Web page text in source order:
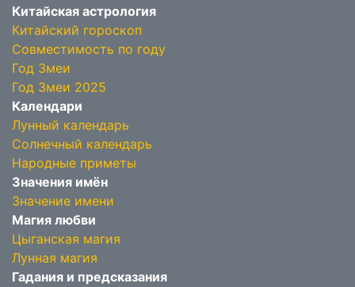
Китайская астрология
Китайский гороскоп
Совместимость по году
Год Змеи
Год Змеи 2025
Календари
Лунный календарь
Солнечный календарь
Народные приметы
Значения имён
Значение имени
Магия любви
Цыганская магия
Лунная магия
Гадания и предсказания